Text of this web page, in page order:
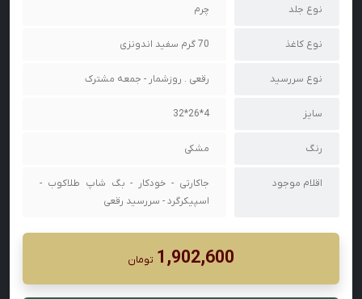
نوع جلد چرم
نوع کاغذ 70 گرم سفید اندونزی
نوع سررسید رقعی . روزشمار - جمعه مشترک
سایز 4*26*32
رنگ مشکی
اقلام موجود
جاکارتی - خودکار - بگ شاپ طلاکوب -
اسپیکرگرد - سررسید رقعی
1,902,600 تومان